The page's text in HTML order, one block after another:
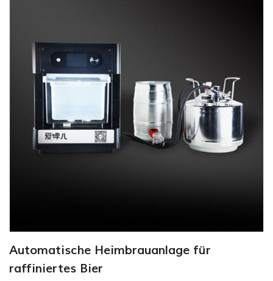
Automatische Heimbrauanlage für
raffiniertes Bier